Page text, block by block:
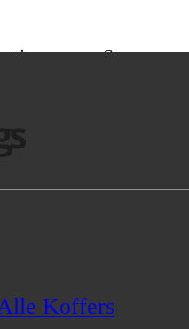
Spaar
Koffers